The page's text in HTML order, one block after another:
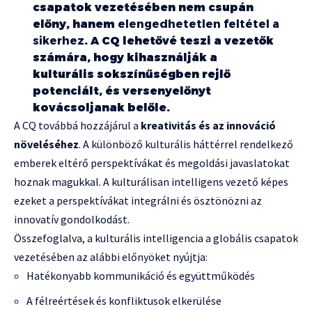
csapatok vezetésében nem csupán
előny, hanem elengedhetetlen feltétel a
sikerhez. A CQ lehetővé teszi a vezetők
számára, hogy kihasználják a
kulturális sokszínűségben rejlő
potenciált, és versenyelőnyt
kovácsoljanak belőle.
A CQ továbbá hozzájárul a kreativitás és az innováció
növeléséhez. A különböző kulturális háttérrel rendelkező
emberek eltérő perspektívákat és megoldási javaslatokat
hoznak magukkal. A kulturálisan intelligens vezető képes
ezeket a perspektívákat integrálni és ösztönözni az
innovatív gondolkodást.
Összefoglalva, a kulturális intelligencia a globális csapatok
vezetésében az alábbi előnyöket nyújtja:
Hatékonyabb kommunikáció és együttműködés
A félreértések és konfliktusok elkerülése